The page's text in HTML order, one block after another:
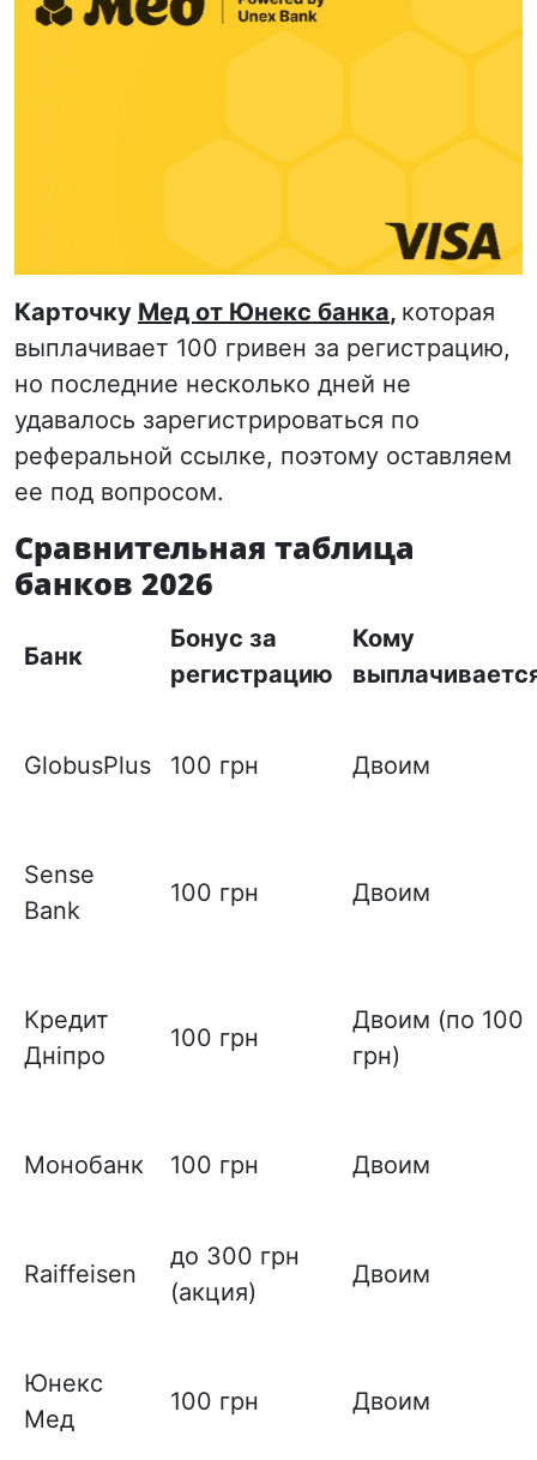
Карточку Мед от Юнекс банка, которая
выплачивает 100 гривен за регистрацию,
но последние несколько дней не
удавалось зарегистрироваться по
реферальной ссылке, поэтому оставляем
ее под вопросом.
Сравнительная таблица
банков 2026
Банк
Бонус за
регистрацию
Кому
GlobusPlus 100 грн Двоим
Sense
Bank
100 грн Двоим
Кредит
Дніпро
100 грн
Двоим (по 100
грн)
Монобанк 100 грн Двоим
Raiffeisen
до 300 грн
(акция)
Двоим
Юнекс
Мед
100 грн Двоим